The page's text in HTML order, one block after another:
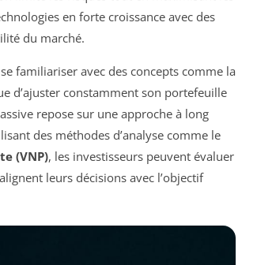
en forte croissance avec des
du marché.
familiariser avec des concepts comme la
d’ajuster constamment son portefeuille
repose sur une approche à long
des méthodes d’analyse comme le
(VNP), les investisseurs peuvent évaluer
leurs décisions avec l’objectif